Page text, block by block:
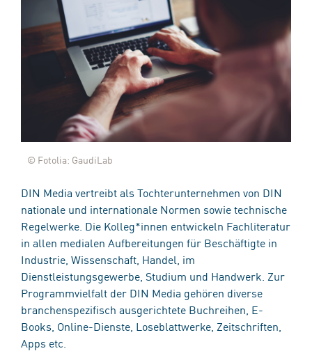
© Fotolia: GaudiLab
DIN Media vertreibt als Tochterunternehmen von DIN
nationale und internationale Normen sowie technische
Regelwerke. Die Kolleg*innen entwickeln Fachliteratur
in allen medialen Aufbereitungen für Beschäftigte in
Industrie, Wissenschaft, Handel, im
Dienstleistungsgewerbe, Studium und Handwerk. Zur
Programmvielfalt der DIN Media gehören diverse
branchenspezifisch ausgerichtete Buchreihen, E-
Books, Online-Dienste, Loseblattwerke, Zeitschriften,
Apps etc.